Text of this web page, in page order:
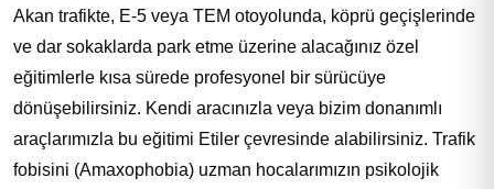
Akan trafikte, E-5 veya TEM otoyolunda, köprü geçişlerinde
ve dar sokaklarda park etme üzerine alacağınız özel
eğitimlerle kısa sürede profesyonel bir sürücüye
dönüşebilirsiniz. Kendi aracınızla veya bizim donanımlı
araçlarımızla bu eğitimi Etiler çevresinde alabilirsiniz. Trafik
fobisini (Amaxophobia) uzman hocalarımızın psikolojik